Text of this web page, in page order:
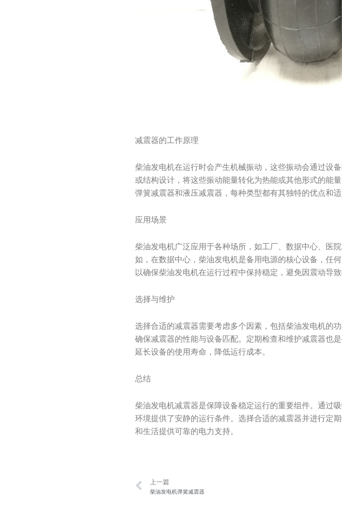
减震器的工作原理
柴油发电机在运行时会产生机械振动，这些振动会通过设
或结构设计，将这些振动能量转化为热能或其他形式的能
弹簧减震器和液压减震器，每种类型都有其独特的优点和适
应用场景
柴油发电机广泛应用于各种场所，如工厂、数据中心、医
如，在数据中心，柴油发电机是备用电源的核心设备，任
以确保柴油发电机在运行过程中保持稳定，避免因震动导
选择与维护
选择合适的减震器需要考虑多个因素，包括柴油发电机的
确保减震器的性能与设备匹配。定期检查和维护减震器也
延长设备的使用寿命，降低运行成本。
总结
柴油发电机减震器是保障设备稳定运行的重要组件。通过
环境提供了安静的运行条件。选择合适的减震器并进行定
和生活提供可靠的电力支持。
Prev
上一篇
柴油发电机弹簧减震器